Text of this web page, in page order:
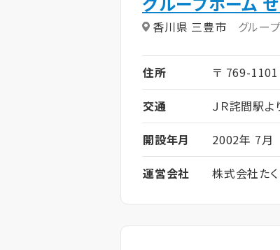
香川県 三豊市 グルー
住所
〒 769-
交通
ＪＲ詫間駅よ
開設年月
2002年 7月
運営会社
株式会社た